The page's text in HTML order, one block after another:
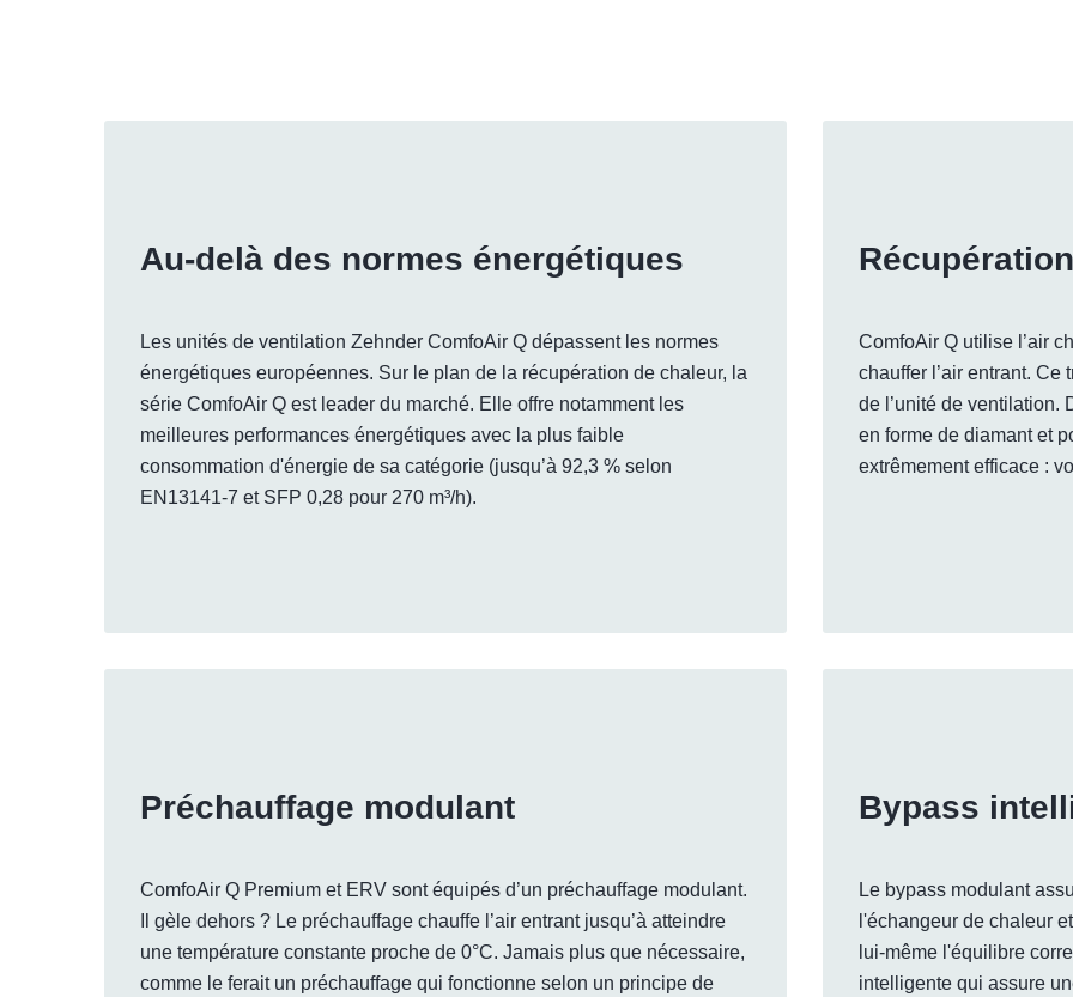
Au-delà des normes énergétiques
Les unités de ventilation Zehnder ComfoAir Q dépassent les normes
énergétiques européennes. Sur le plan de la récupération de chaleur, la
série ComfoAir Q est leader du marché. Elle offre notamment les
meilleures performances énergétiques avec la plus faible
consommation d'énergie de sa catégorie (jusqu’à 92,3 % selon
EN13141-7 et SFP 0,28 pour 270 m³/h).
Préchauffage modulant
ComfoAir Q Premium et ERV sont équipés d’un préchauffage modulant.
Il gèle dehors ? Le préchauffage chauffe l’air entrant jusqu’à atteindre
une température constante proche de 0°C. Jamais plus que nécessaire,
comme le ferait un préchauffage qui fonctionne selon un principe de
ComfoAir Q utilise l’air
chauffer l’air entrant.
de l’unité de ventilation.
en forme de diamant et
extrêmement efficace :
Bypass
Le bypass modulant
l'échangeur de chaleur
lui-même l'équilibre
intelligente qui assure